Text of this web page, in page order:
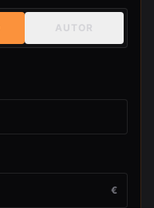
AUTOR
€